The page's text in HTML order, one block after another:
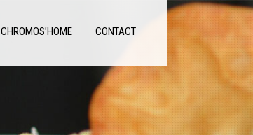
CHROMOS’HOME CONTACT